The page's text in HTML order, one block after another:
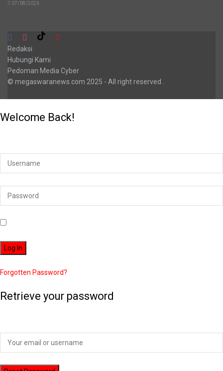
07/08/2026
Redaksi
Hubungi Kami
Pedoman Media Cyber
© megaswaranews.com 2025 - All right reserved .
Welcome Back!
Forgotten Password?
Retrieve your password